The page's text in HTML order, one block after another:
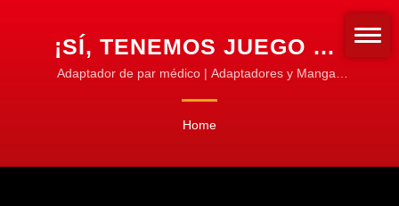
¡SÍ, TENEMOS JUEGO DE
DESTORNILLADORES DE
PAR MÉDICO!! |
TORQUE CNC PARA
Adaptador de par médico | Adaptadores y Mangas
Home